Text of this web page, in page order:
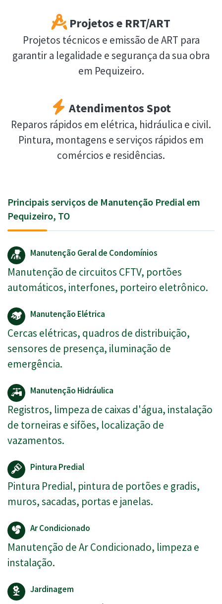
Projetos e RRT/ART
Projetos técnicos e emissão de ART para
garantir a legalidade e segurança da sua obra
em Pequizeiro.
Atendimentos Spot
Reparos rápidos em elétrica, hidráulica e civil.
Pintura, montagens e serviços rápidos em
comércios e residências.
Principais serviços de Manutenção Predial em
Pequizeiro, TO
Manutenção Geral de Condomínios
Manutenção de circuitos CFTV, portões
automáticos, interfones, porteiro eletrônico.
Manutenção Elétrica
Cercas elétricas, quadros de distribuição,
sensores de presença, iluminação de
emergência.
Manutenção Hidráulica
Registros, limpeza de caixas d'água, instalação
de torneiras e sifões, localização de
vazamentos.
Pintura Predial
Pintura Predial, pintura de portões e gradis,
muros, sacadas, portas e janelas.
Ar Condicionado
Manutenção de Ar Condicionado, limpeza e
instalação.
Jardinagem